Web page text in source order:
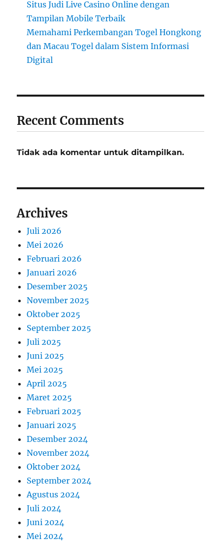
Situs Judi Live Casino Online dengan
Tampilan Mobile Terbaik
Memahami Perkembangan Togel Hongkong
dan Macau Togel dalam Sistem Informasi
Digital
Recent Comments
Tidak ada komentar untuk ditampilkan.
Archives
Juli 2026
Mei 2026
Februari 2026
Januari 2026
Desember 2025
November 2025
Oktober 2025
September 2025
Juli 2025
Juni 2025
Mei 2025
April 2025
Maret 2025
Februari 2025
Januari 2025
Desember 2024
November 2024
Oktober 2024
September 2024
Agustus 2024
Juli 2024
Juni 2024
Mei 2024